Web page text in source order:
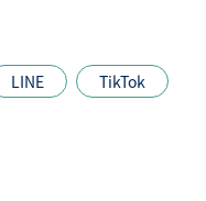
LINE
TikTok